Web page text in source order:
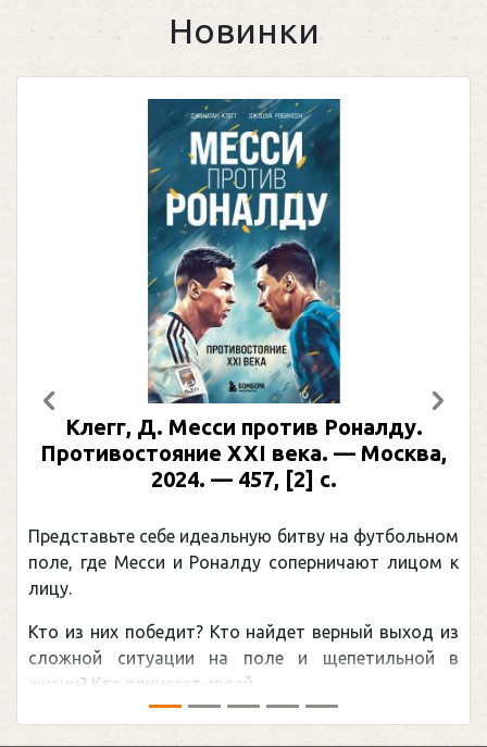
Новинки
Клегг, Д. Месси против Роналду.
Противостояние XXI века. — Москва,
2024. — 457, [2] с.
Представьте себе идеальную битву на футбольном
поле, где Месси и Роналду соперничают лицом к
лицу.
Кто из них победит? Кто найдет верный выход из
сложной ситуации на поле и щепетильной в
жизни? Кто принесет своей ...
Предыдущий